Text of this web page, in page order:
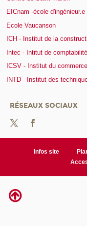
EICnam -école d'ingénieur.e
Ecole Vaucanson
ICH - Institut de la
Intec - Intitut de comptabilité
ICSV - Institut du
INTD - Institut des
RÉSEAUX SOCIAUX
Infos site